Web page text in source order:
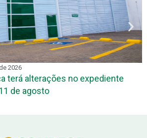
2026
terá alterações no expediente
de agosto